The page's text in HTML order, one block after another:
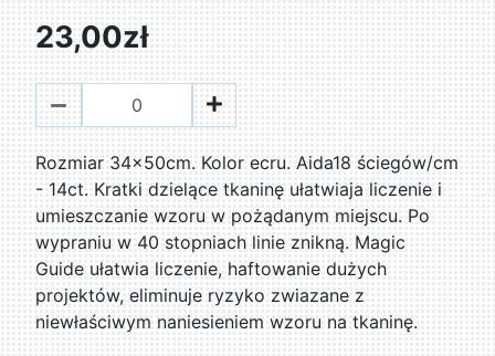
23,00zł
Rozmiar 34x50cm. Kolor ecru. Aida18 ściegów/cm
- 14ct. Kratki dzielące tkaninę ułatwiaja liczenie i
umieszczanie wzoru w pożądanym miejscu. Po
wypraniu w 40 stopniach linie znikną. Magic
Guide ułatwia liczenie, haftowanie dużych
projektów, eliminuje ryzyko zwiazane z
niewłaściwym naniesieniem wzoru na tkaninę.